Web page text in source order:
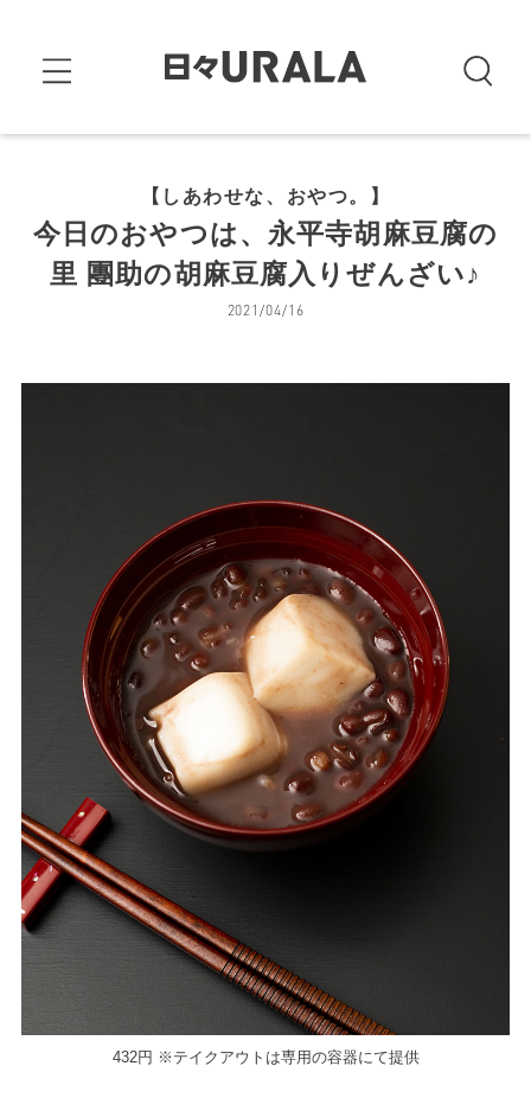
【しあわせな、おやつ。】
今日のおやつは、永平寺胡麻豆腐の
里 團助の胡麻豆腐入りぜんざい♪
2021/04/16
432円 ※テイクアウトは専用の容器にて提供